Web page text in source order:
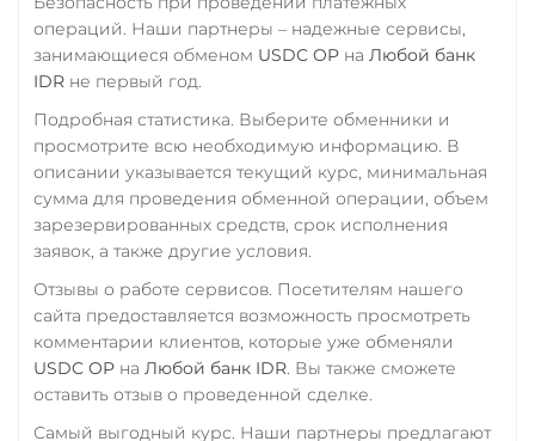
Wrapped Bitcoin (WBTC)
ERC20 AVAXC
Wrapped Ethereum
ERC20 AVAXC
BASE
CRO
RONIN
Yearn.finance (YFI)
CNY
Тинькофф
QR RUB
УкрСиббанк UAH
Фридом Банк KZT
Элкарт KGS
операций. Наши партнеры – надежные сервисы,
занимающиеся обменом USDC OP на Любой банк
IDR не первый год.
Подробная статистика. Выберите обменники и
просмотрите всю необходимую информацию. В
описании указывается текущий курс, минимальная
сумма для проведения обменной операции, объем
зарезервированных средств, срок исполнения
заявок, а также другие условия.
Отзывы о работе сервисов. Посетителям нашего
сайта предоставляется возможность просмотреть
комментарии клиентов, которые уже обменяли
USDC OP на Любой банк IDR. Вы также сможете
оставить отзыв о проведенной сделке.
Самый выгодный курс. Наши партнеры предлагают